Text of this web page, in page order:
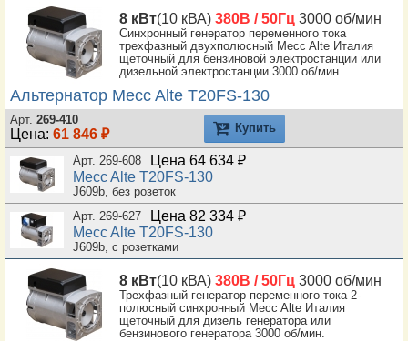
8 кВт(10 кВА) 380В / 50Гц 3000 об/мин
Синхронный генератор переменного тока
трехфазный двухполюсный Mecc Alte Италия
щеточный для бензиновой электростанции или
дизельной электростанции 3000 об/мин.
Альтернатор Mecc Alte T20FS-130
Арт. 269-410
Цена: 61 846 ₽ Купить
Арт. 269-608
Цена 64 634 ₽
Mecc Alte T20FS-130
J609b, без розеток
Арт. 269-627
Цена 82 334 ₽
Mecc Alte T20FS-130
J609b, с розетками
8 кВт(10 кВА) 380В / 50Гц 3000 об/мин
Трехфазный генератор переменного тока 2-
полюсный синхронный Mecc Alte Италия
щеточный для дизель генератора или
бензинового генератора 3000 об/мин.